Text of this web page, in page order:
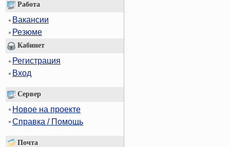
Работа
Вакансии
Резюме
Кабинет
Регистрация
Вход
Сервер
Новое на проекте
Справка / Помощь
Почта